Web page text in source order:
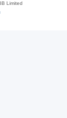
Limited